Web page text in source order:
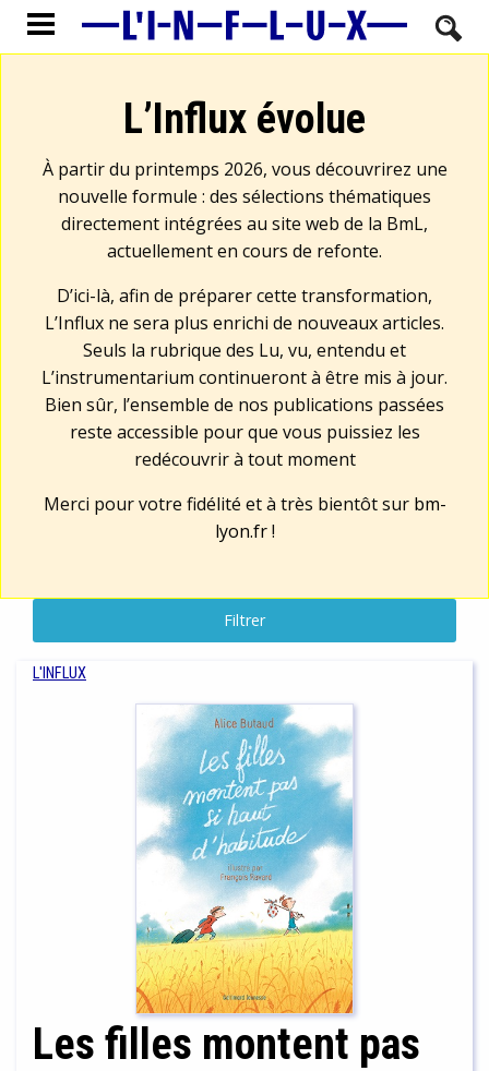
L’Influx évolue
À partir du printemps 2026, vous découvrirez une
nouvelle formule : des sélections thématiques
directement intégrées au site web de la BmL,
actuellement en cours de refonte.
D’ici-là, afin de préparer cette transformation,
L’Influx ne sera plus enrichi de nouveaux articles.
Seuls la rubrique des Lu, vu, entendu et
L’instrumentarium continueront à être mis à jour.
Bien sûr, l’ensemble de nos publications passées
reste accessible pour que vous puissiez les
redécouvrir à tout moment
Merci pour votre fidélité et à très bientôt sur bm-
lyon.fr!
Filtrer
L'INFLUX
Les filles montent pas